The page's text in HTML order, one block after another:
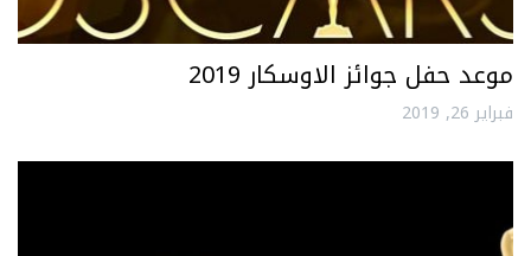
موعد حفل جوائز الاوسكار 2019
فبراير 26, 2019